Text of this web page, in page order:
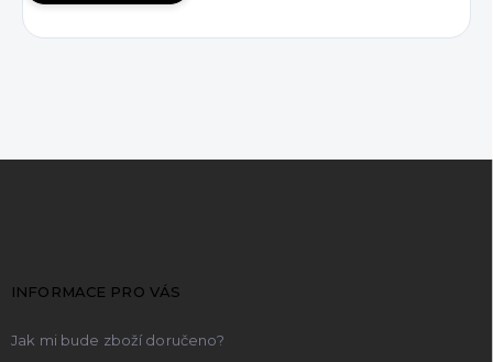
INFORMACE PRO VÁS
Jak mi bude zboží doručeno?